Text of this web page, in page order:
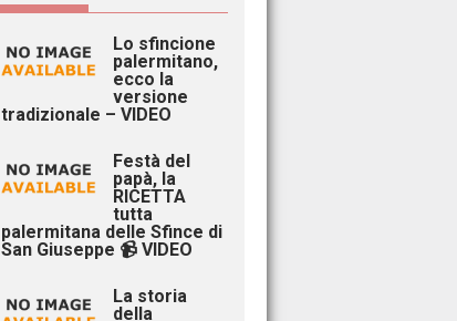
Lo sfincione
palermitano,
ecco la
versione
tradizionale – VIDEO
Festà del
papà, la
RICETTA
tutta
palermitana delle Sfince di
San Giuseppe 📹 VIDEO
La storia
della